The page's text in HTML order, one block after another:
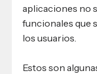
aplicaciones no
funcionales que
los usuarios.
Estos son